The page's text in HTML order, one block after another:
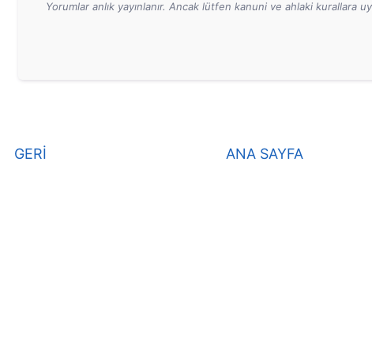
Yorumlar anlık yayınlanır. Ancak lütfen kanuni ve ahlaki kurallara
GERİ ANA SAYFA